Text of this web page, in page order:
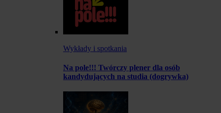
Wykłady i spotkania
Na pole!!! Twórczy plener dla osób
kandydujących na studia (dogrywka)